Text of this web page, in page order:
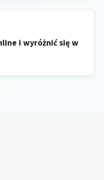
i wyróżnić się w